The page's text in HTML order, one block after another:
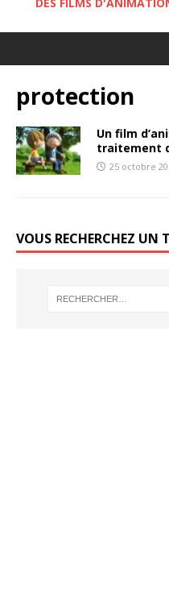
protection
Un film
traitement
25 octobre
VOUS RECHERCHEZ UN